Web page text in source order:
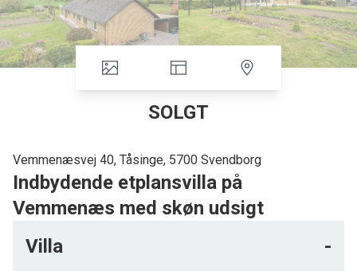
SOLGT
Vemmenæsvej 40, Tåsinge, 5700 Svendborg
Indbydende etplansvilla på
Vemmenæs med skøn udsigt
særligt kommer til sin ret fra den store udestue, og det flotte vue inkluderer
Villa -